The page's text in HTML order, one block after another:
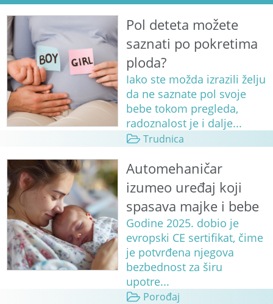
Pol deteta možete
saznati po pokretima
ploda?
Iako ste možda izrazili želju
da ne saznate pol svoje
bebe tokom pregleda,
radoznalost je i dalje...
Trudnica
Automehaničar
izumeo uređaj koji
spasava majke i bebe
Godine 2025. dobio je
evropski CE sertifikat, čime
je potvrđena njegova
bezbednost za širu
upotre...
Porođaj